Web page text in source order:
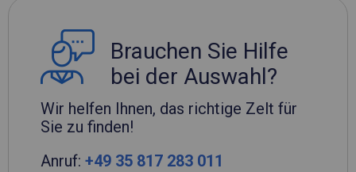
Brauchen Sie Hilfe
bei der Auswahl?
Wir helfen Ihnen, das richtige Zelt für
Sie zu finden!
Anruf: +49 35 817 283 011